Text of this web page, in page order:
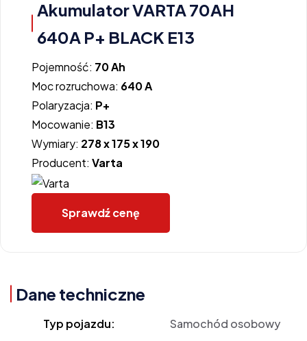
Akumulator VARTA 70AH
640A P+ BLACK E13
Pojemność: 70 Ah
Moc rozruchowa: 640 A
Polaryzacja: P+
Mocowanie: B13
Wymiary: 278 x 175 x 190
Producent: Varta
Sprawdź cenę
Dane techniczne
Typ pojazdu: Samochód osobowy